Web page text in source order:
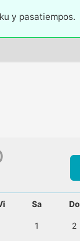
y pasatiempos.
Sa Do
1 2